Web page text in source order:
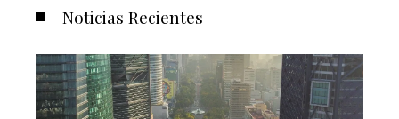
Noticias Recientes